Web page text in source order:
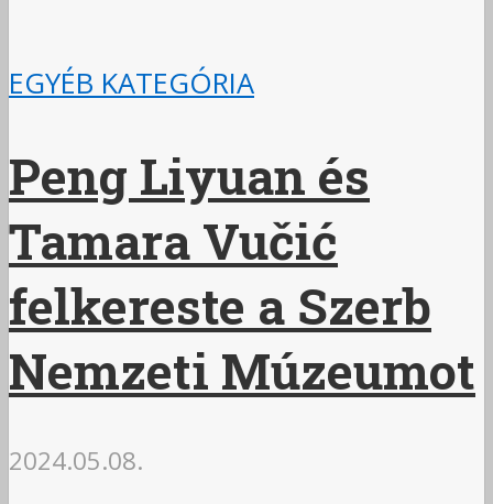
EGYÉB KATEGÓRIA
Peng Liyuan és
Tamara Vučić
felkereste a Szerb
Nemzeti Múzeumot
2024.05.08.